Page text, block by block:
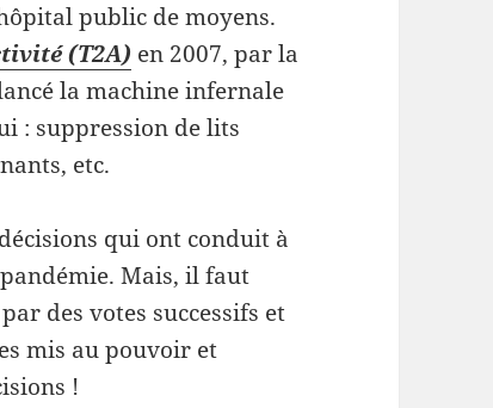
public de moyens.
(T2A) en 2007, par la
la machine infernale
: suppression de lits
etc.
qui ont conduit à
Mais, il faut
des votes successifs et
mis au pouvoir et
!